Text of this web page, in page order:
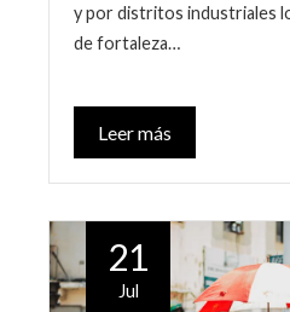
y por distritos industriales
de fortaleza…
Leer más
21
Jul